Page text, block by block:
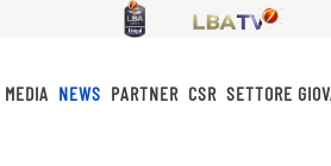
MEDIA NEWS PARTNER CSR SETTORE